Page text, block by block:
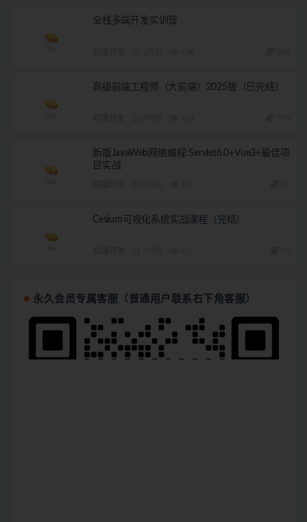
全栈多端开发实训营
高级前端工程师（大前端）2025版（已完结）
新版JavaWeb网络编程:Servlet6.0+Vue3+最佳项
目实战
Cesium可视化系统实战课程（完结）
永久会员专属客服（普通用户联系右下角客服）